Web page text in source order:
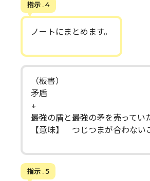
指示 . 4
ノートにまとめます。
（板書）
矛盾
↓
最強の盾と最強の矛を売ってい
【意味】 つじつまが合わない
指示 . 5